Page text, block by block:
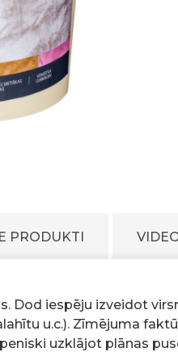
PRODUKTI
Dod iespēju izveidot
u.c.). Zīmējuma
uzklājot plānas